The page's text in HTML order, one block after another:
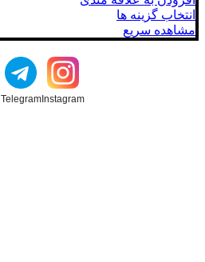
انتخاب گزینه ها
مشاهده سریع
Instagram
Telegram